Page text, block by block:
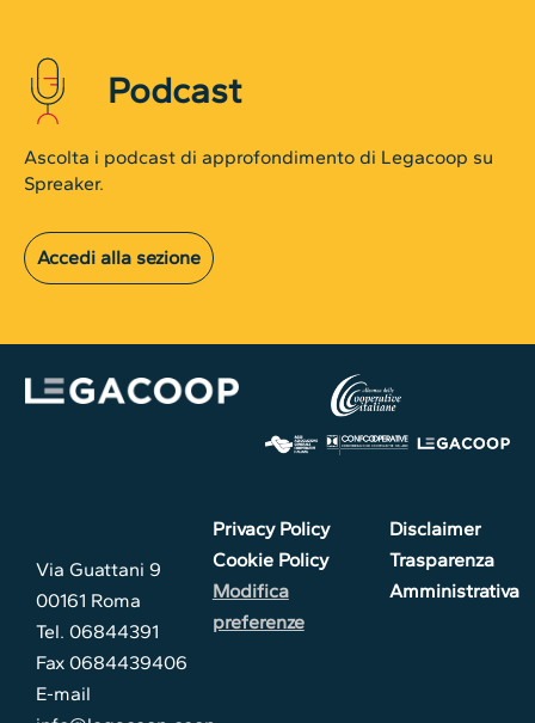
Podcast
Ascolta i podcast di approfondimento di Legacoop su
Spreaker.
Accedi alla sezione
Via Guattani 9
00161 Roma
Tel. 06844391
Fax 0684439406
E-mail
Privacy Policy
Cookie Policy
Modifica
preferenze
Disclaimer
Trasparenza
Amministrativa